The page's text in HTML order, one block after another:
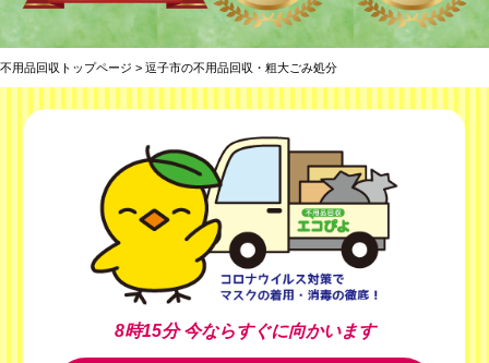
不用品回収トップページ > 逗子市の不用品回収・粗大ごみ処分
8時15分今ならすぐに向かいます